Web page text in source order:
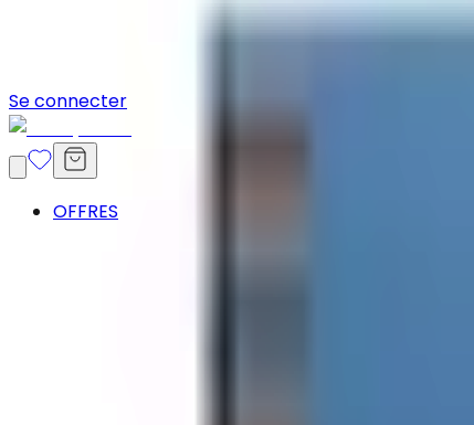
Se connecter
OFFRES